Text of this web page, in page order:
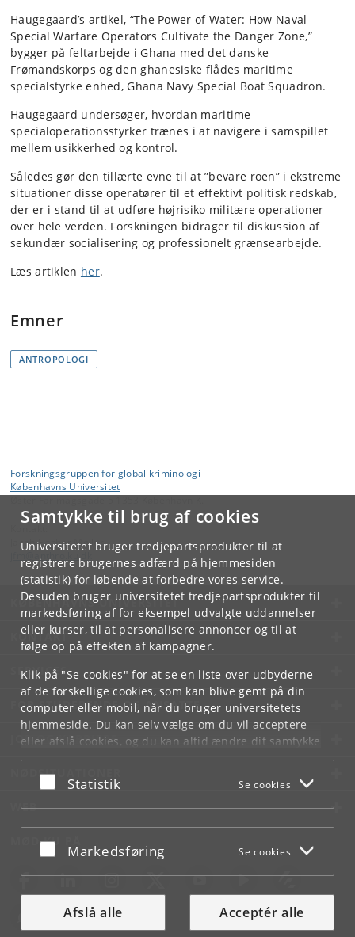
Samtykke til brug af cookies
Universitetet bruger tredjepartsprodukter til at
registrere brugernes adfærd på hjemmesiden
(statistik) for løbende at forbedre vores service.
Desuden bruger universitetet tredjepartsprodukter til
markedsføring af for eksempel udvalgte uddannelser
eller kurser, til at personalisere annoncer og til at
følge op på effekten af kampagner.
Klik på "Se cookies" for at se en liste over udbyderne
af de forskellige cookies, som kan blive gemt på din
computer eller mobil, når du bruger universitetets
hjemmeside. Du kan selv vælge om du vil acceptere
eller afslå cookies, og du kan altid ændre dit samtykke
underCookie- og privatlivspolitiksom du finder i
bunden af hver side.
Acceptér eller afslå
Statistik Se cookies
Acceptér eller afslå
Markedsføring Se cookies
Afslå alle Acceptér alle
Haugegaard’s artikel, “The Power of Water: How Naval
Special Warfare Operators Cultivate the Danger Zone,”
bygger på feltarbejde i Ghana med det danske
Frømandskorps og den ghanesiske flådes maritime
specialstyrke enhed, Ghana Navy Special Boat Squadron.
Haugegaard undersøger, hvordan maritime
specialoperationsstyrker trænes i at navigere i samspillet
mellem usikkerhed og kontrol.
Således gør den tillærte evne til at ”bevare roen” i ekstreme
situationer disse operatører til et effektivt politisk redskab,
der er i stand til at udføre højrisiko militære operationer
over hele verden. Forskningen bidrager til diskussion af
sekundær socialisering og professionelt grænsearbejde.
Læs artiklen her.
Emner
ANTROPOLOGI
Forskningsgruppen for global kriminologi
Københavns Universitet
Jacob Fischer Møller
KØBENHAVNS UNIVERSITET
KONTAKT
SERVICES
FOR STUDERENDE OG ANSATTE
JOB OG KARRIERE
NØDSITUATIONER
WEB
MØD KU PÅ